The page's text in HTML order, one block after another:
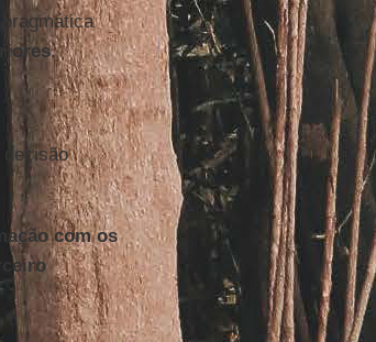
.
decisão
com os